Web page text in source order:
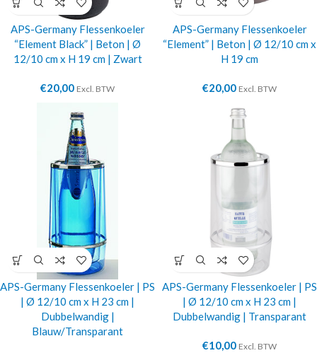
APS-Germany Flessenkoeler
“Element Black” | Beton | Ø
12/10 cm x H 19 cm | Zwart
€20,00 Excl. BTW
APS-Germany Flessenkoeler
“Element” | Beton | Ø 12/10 cm x
H 19 cm
€20,00 Excl. BTW
APS-Germany Flessenkoeler | PS
| Ø 12/10 cm x H 23 cm |
Dubbelwandig |
Blauw/Transparant
APS-Germany Flessenkoeler | PS
| Ø 12/10 cm x H 23 cm |
Dubbelwandig | Transparant
€10,00 Excl. BTW